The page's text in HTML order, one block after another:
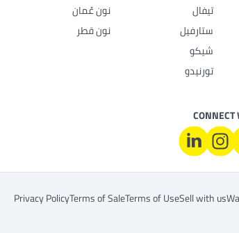
تيفال
ستارفيل
شيكو
تورنيدو
نون عُمان
نون قطر
CONNECT
Sell with us
Terms of Use
Terms of Sale
Privacy Policy